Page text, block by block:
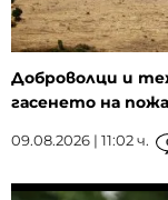
Доброволци и
гасенето на
09.08.2026 | 11:02 ч.